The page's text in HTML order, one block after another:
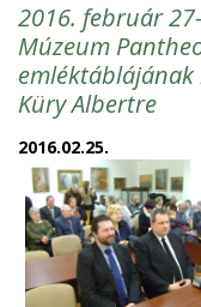
2016. február
Múzeum
emléktáblájának
Küry Albertre
2016.02.25.